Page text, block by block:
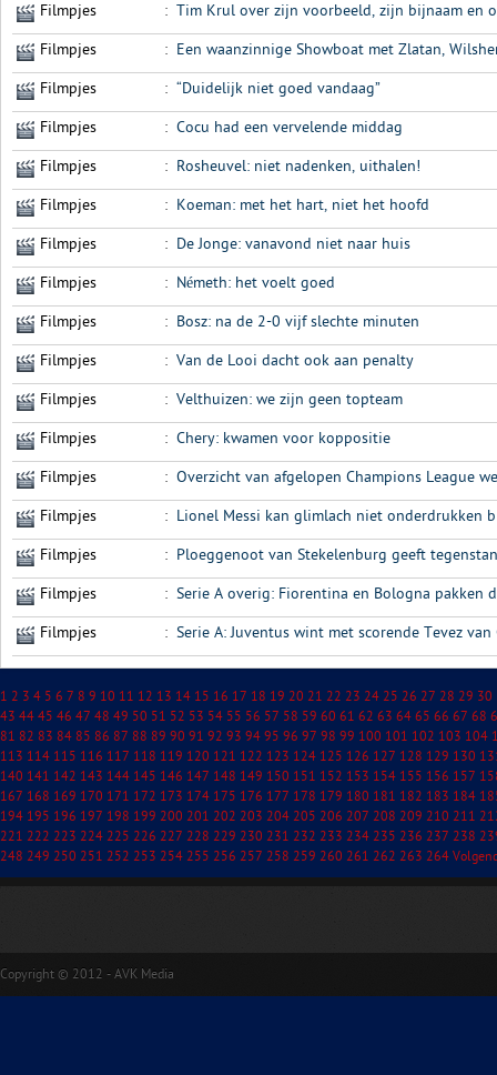
Filmpjes
: Tim Krul over zijn voorbeeld, zijn bijnaam en
Filmpjes : Een waanzinnige Showboat met Zlatan,
Filmpjes : “Duidelijk niet goed vandaag”
Filmpjes : Cocu had een vervelende middag
Filmpjes : Rosheuvel: niet nadenken, uithalen!
Filmpjes : Koeman: met het hart, niet het hoofd
Filmpjes : De Jonge: vanavond niet naar huis
Filmpjes : Németh: het voelt goed
Filmpjes : Bosz: na de 2-0 vijf slechte minuten
Filmpjes : Van de Looi dacht ook aan penalty
Filmpjes : Velthuizen: we zijn geen topteam
Filmpjes : Chery: kwamen voor koppositie
Filmpjes : Overzicht van afgelopen Champions League
Filmpjes : Lionel Messi kan glimlach niet onderdrukken
Filmpjes : Ploeggenoot van Stekelenburg geeft
Filmpjes : Serie A overig: Fiorentina en Bologna pakken
Filmpjes : Serie A: Juventus wint met scorende Tevez van
1 2 3 4 5 6 7 8 9 10 11 12 13 14 15 16 17 18 19 20 21 22 23 24 25 26 27 28 29 30
43 44 45 46 47 48 49 50 51 52 53 54 55 56 57 58 59 60 61 62 63 64 65 66 67 68
81 82 83 84 85 86 87 88 89 90 91 92 93 94 95 96 97 98 99 100 101 102 103 104
113 114 115 116 117 118 119 120 121 122 123 124 125 126 127 128 129 130
140 141 142 143 144 145 146 147 148 149 150 151 152 153 154 155 156 157
167 168 169 170 171 172 173 174 175 176 177 178 179 180 181 182 183 184
194 195 196 197 198 199 200 201 202 203 204 205 206 207 208 209 210 211
221 222 223 224 225 226 227 228 229 230 231 232 233 234 235 236 237 238
248 249 250 251 252 253 254 255 256 257 258 259 260 261 262 263 264
Copyright © 2012 - AVK Media